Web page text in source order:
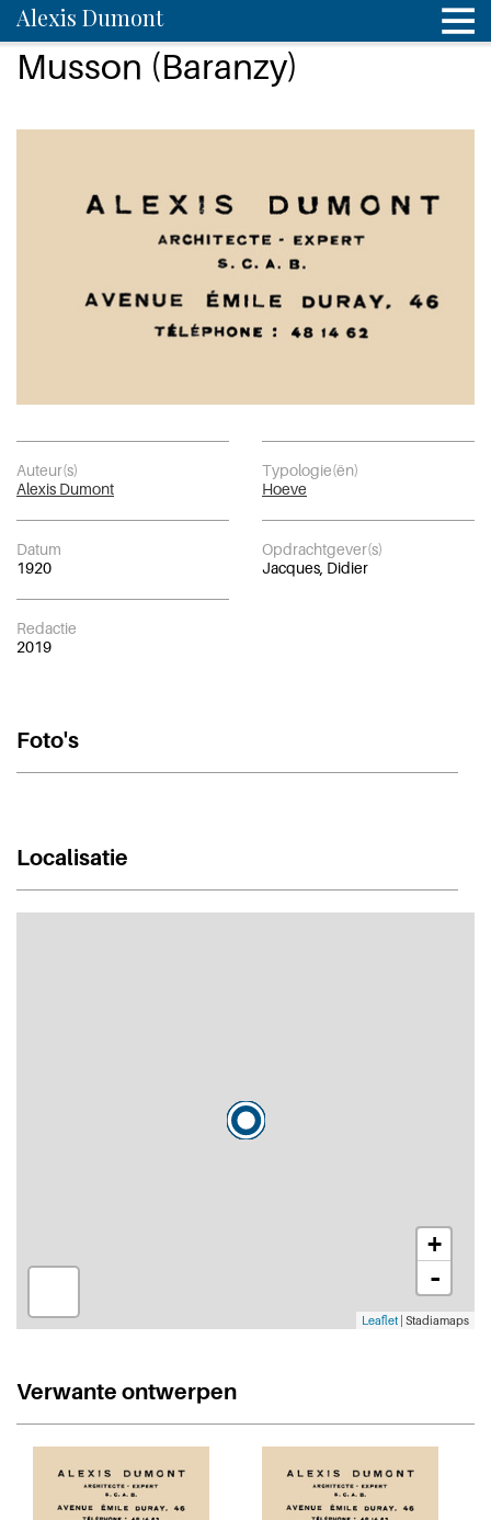
Alexis Dumont
Musson (Baranzy)
Auteur(s)
Alexis Dumont
Typologie(ën)
Hoeve
Datum
1920
Opdrachtgever(s)
Jacques, Didier
Redactie
2019
Foto's
Localisatie
+
-
Leaflet | Stadiamaps
Verwante ontwerpen